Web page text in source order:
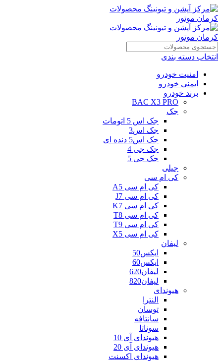
انتخاب دسته بندی
امنیت خودرو
ایمنی خودرو
برند خودرو
BAC X3 PRO
جک
جک اس 5 اتومات
جک اس3
جک اس5 دنده ای
جک جی 4
جک جی 5
جیلی
کی ام سی
کی ام سی A5
کی ام سی J7
کی ام سی K7
کی ام سی T8
کی ام سی T9
کی ام سی X5
لیفان
ایکس50
ایکس60
لیفان620
لیفان820
هیوندای
النترا
توسان
سانتافه
سوناتا
هیوندای آی 10
هیوندای آی 20
هیوندای اکسنت